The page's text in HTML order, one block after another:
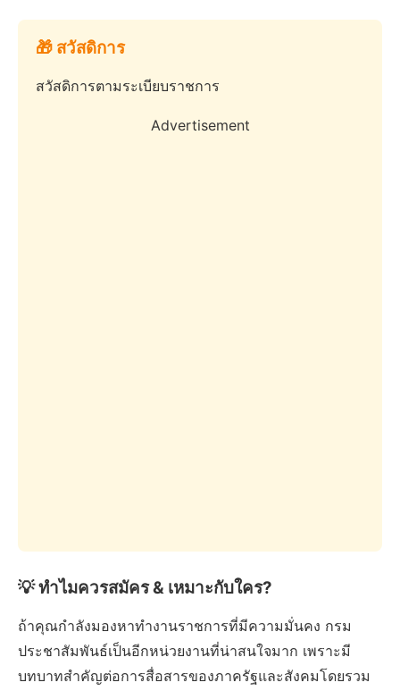
🎁 สวัสดิการ
สวัสดิการตามระเบียบราชการ
Advertisement
💡 ทำไมควรสมัคร & เหมาะกับใคร?
ถ้าคุณกำลังมองหาทำงานราชการที่มีความมั่นคง กรม
ประชาสัมพันธ์เป็นอีกหน่วยงานที่น่าสนใจมาก เพราะมี
บทบาทสำคัญต่อการสื่อสารของภาครัฐและสังคมโดยรวม